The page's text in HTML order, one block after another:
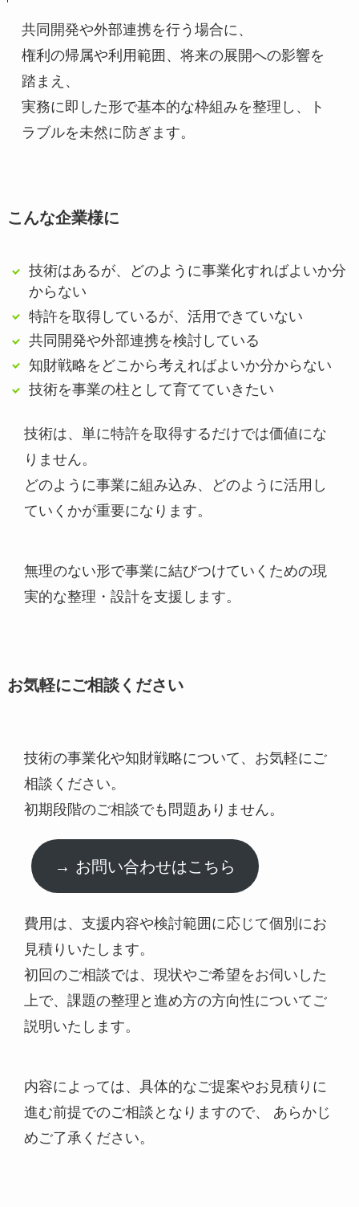
共同開発や外部連携を行う場合に、
権利の帰属や利用範囲、将来の展開への影響を
踏まえ、
実務に即した形で基本的な枠組みを整理し、ト
ラブルを未然に防ぎます。
こんな企業様に
技術はあるが、どのように事業化すればよいか分
からない
特許を取得しているが、活用できていない
共同開発や外部連携を検討している
知財戦略をどこから考えればよいか分からない
技術を事業の柱として育てていきたい
技術は、単に特許を取得するだけでは価値にな
りません。
どのように事業に組み込み、どのように活用し
ていくかが重要になります。
無理のない形で事業に結びつけていくための現
実的な整理・設計を支援します。
お気軽にご相談ください
技術の事業化や知財戦略について、お気軽にご
相談ください。
初期段階のご相談でも問題ありません。
→ お問い合わせはこちら
費用は、支援内容や検討範囲に応じて個別にお
見積りいたします。
初回のご相談では、現状やご希望をお伺いした
上で、課題の整理と進め方の方向性についてご
説明いたします。
内容によっては、具体的なご提案やお見積りに
進む前提でのご相談となりますので、 あらかじ
めご了承ください。